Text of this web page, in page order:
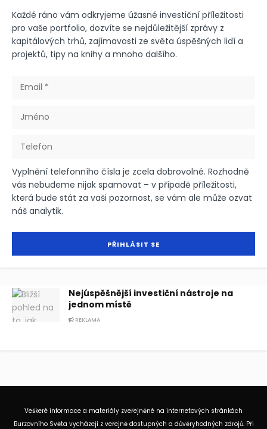
Každé ráno vám odkryjeme úžasné investiční příležitosti
pro vaše portfolio, dozvíte se nejdůležitější zprávy z
kapitálových trhů, zajímavosti ze světa úspěšných lidí a
projektů, tipy na knihy a mnoho dalšího.
Vyplnění telefonního čísla je zcela dobrovolné. Rozhodně
vás nebudeme nijak spamovat – v případě příležitosti,
která bude stát za vaši pozornost, se vám ale může ozvat
náš analytik.
Nejúspěšnější investiční nástroje na
jednom místě
REKLAMA
Veškeré informace a materiály zveřejněné na internetových stránkách
Burzovního Světa vycházejí z veřejně dostupných a důvěryhodných zdrojů. Při